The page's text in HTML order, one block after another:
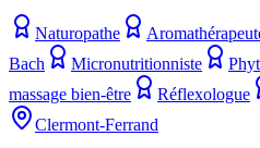
Naturopathe
Bach
Micronutritionniste
massage bien-être
Réflexologue
Clermont-Ferrand